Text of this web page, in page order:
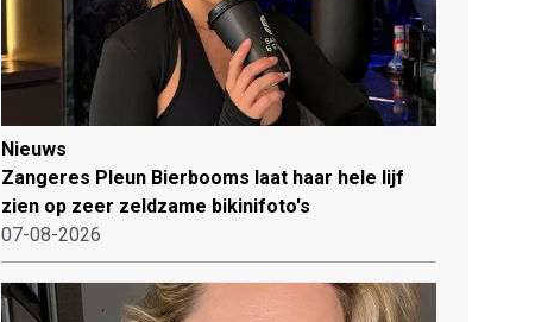
Nieuws
Zangeres Pleun Bierbooms laat haar hele lijf
zien op zeer zeldzame bikinifoto's
07-08-2026